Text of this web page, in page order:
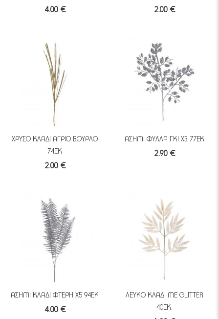
4.00 € 2.00 €
ΧΡΥΣΟ ΚΛΑΔΙ ΑΓΡΙΟ ΒΟΥΡΛΟ
74ΕΚ
2.00 €
ΑΣΗΜΙ ΦΥΛΛΑ ΓΚΙ X3 77ΕΚ
2.90 €
ΑΣΗΜΙ ΚΛΑΔΙ ΦΤΕΡΗ Χ5 94ΕΚ
4.00 €
ΛΕΥΚΟ ΚΛΑΔΙ ΜΕ GLITTER
40ΕΚ.